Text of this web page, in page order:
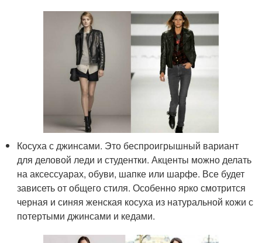
Косуха с джинсами. Это беспроигрышный вариант
для деловой леди и студентки. Акценты можно делать
на аксессуарах, обуви, шапке или шарфе. Все будет
зависеть от общего стиля. Особенно ярко смотрится
черная и синяя женская косуха из натуральной кожи с
потертыми джинсами и кедами.